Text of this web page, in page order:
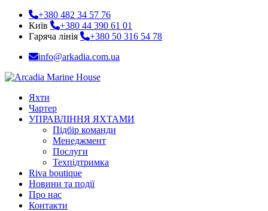
+380 482 34 57 76
Київ
+380 44 390 61 01
Гаряча лінія
+380 50 316 54 78
info@arkadia.com.ua
Яхти
Чартер
УПРАВЛІННЯ ЯХТАМИ
Підбір команди
Менеджмент
Послуги
Техпідтримка
Riva boutique
Новини та події
Про нас
Контакти